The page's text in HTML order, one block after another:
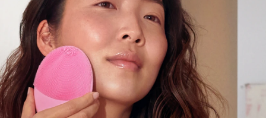
Moje urządzenia
Moje zamówienia
Moje adresy
Moje subskrypcje
FAQ™ Pure Beauty-Tech Elixir
issa™ Teeth Whitening Set
English Deutsch
Español
Français
Italiano
Português
Polski
Svenska
Русский
Türkçe
简体中文 繁體中文